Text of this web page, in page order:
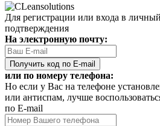
Для регистрации или входа в
подтверждения
На электронную почту:
Получить код по E-mail
или по номеру телефона:
Но если у Вас на телефоне
или антиспам, лучше
по E-mail